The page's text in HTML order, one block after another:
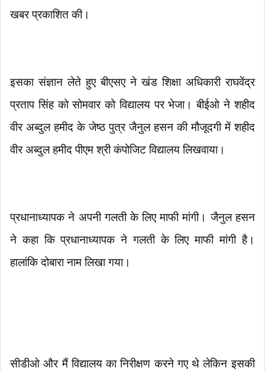
खबर प्रकाशित की।
इसका संज्ञान लेते हुए बीएसए ने खंड शिक्षा अधिकारी राघवेंद्र
प्रताप सिंह को सोमवार को विद्यालय पर भेजा। बीईओ ने शहीद
वीर अब्दुल हमीद के जेष्ठ पुत्र जैनुल हसन की मौजूदगी में शहीद
वीर अब्दुल हमीद पीएम श्री कंपोजिट विद्यालय लिखवाया।
प्रधानाध्यापक ने अपनी गलती के लिए माफी मांगी। जैनुल हसन
ने कहा कि प्रधानाध्यापक ने गलती के लिए माफी मांगी है।
हालांकि दोबारा नाम लिखा गया।
सीडीओ और मैं विद्यालय का निरीक्षण करने गए थे लेकिन इसकी